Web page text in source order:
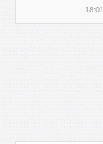
18:01